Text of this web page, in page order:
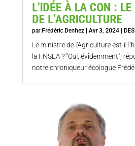
L’IDÉE À LA CON :
DE L’AGRICULTURE
par Frédéric Denhez| Avr 3, 2024|
Le ministre de l'Agriculture est-il
la FNSEA ? "Oui, évidemment",
notre chroniqueur écologue